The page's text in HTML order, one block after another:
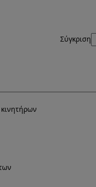
Σύγκριση